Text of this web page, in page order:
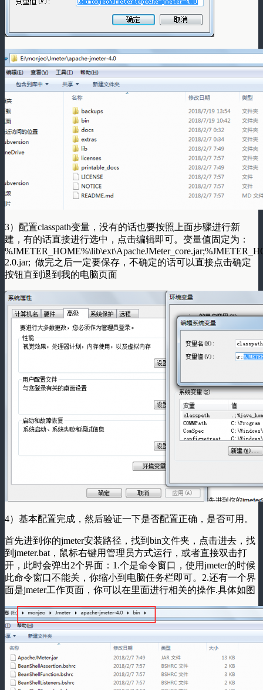
3）配置classpath变量，没有的话也要按照上面步骤进行新
建，有的话直接进行选中，点击编辑即可。变量值固定为：
2.0.jar; 做完之后一定要保存，不确定的话可以直接点击确定
按钮直到退到我的电脑页面
4）基本配置完成，然后验证一下是否配置正确，是否可用。
首先进到你的jmeter安装路径，找到bin文件夹，点击进去，找
到jmeter.bat，鼠标右键用管理员方式运行，或者直接双击打
开，此时会弹出2个界面：1.个是命令窗口，使用jmeter的时候
此命令窗口不能关，你缩小到电脑任务栏即可。2.还有一个界
面是jmeter工作页面，你可以在里面进行相关的操作.具体如图